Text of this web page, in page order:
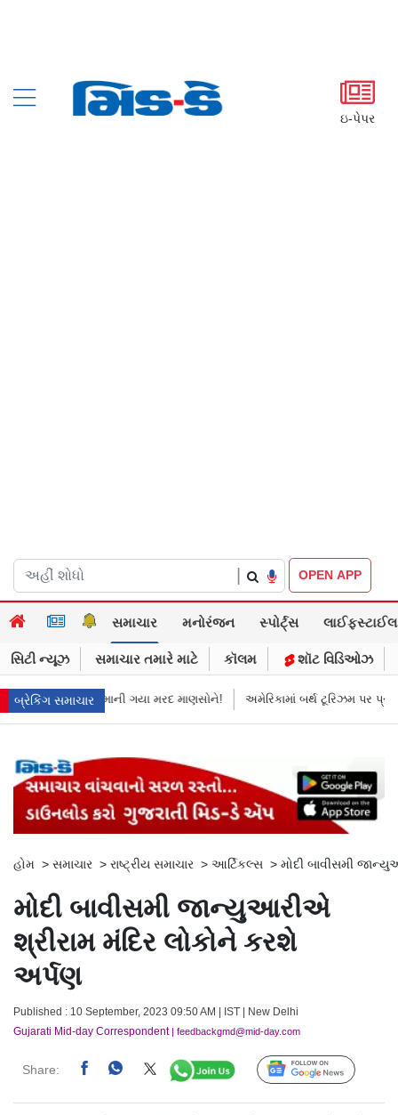
ઇ-પેપર
OPEN APP
સમાચાર મનોરંજન સ્પોર્ટ્સ લાઈફસ્ટાઈલ
સિટી ન્યૂઝ સમાચાર તમારે માટે કૉલમ શૉટ વિડિઓઝ
બ્રેકિંગ સમાચાર
માની ગયા મરદ માણસોને! અમેરિકામાં બર્થ ટૂરિઝમ પર પ્રતિબંધ મૂક્યો ડોનલ્ડ
હોમ > સમાચાર > રાષ્ટ્રીય સમાચાર > આર્ટિકલ્સ > મોદી બાવીસમી
મોદી બાવીસમી જાન્યુઆરીએ
શ્રીરામ મંદિર લોકોને કરશે
અર્પણ
Published : 10 September, 2023 09:50 AM | IST | New Delhi
Gujarati Mid-day Correspondent| feedbackgmd@mid-day.com
Share: Follow Us